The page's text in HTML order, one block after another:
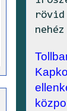
rövid